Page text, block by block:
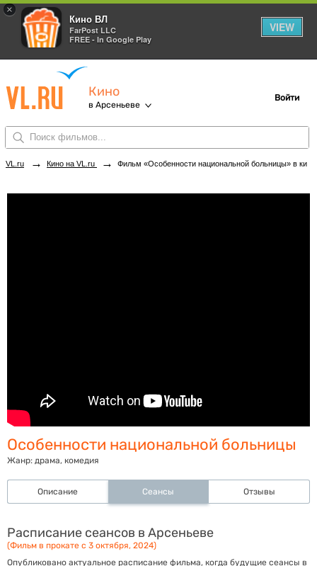
×
Кино ВЛ
FarPost LLC
FREE - In Google Play
VIEW
Кино
в Арсеньеве
Войти
VL.ru → Кино на VL.ru → Фильм «Особенности национальной больницы» в кинотеатрах Арсеньева. Купить билеты!
Особенности национальной больницы
Жанр: драма, комедия
Описание Сеансы Отзывы
Расписание сеансов в Арсеньеве
(Фильм в прокате с 3 октября, 2024)
Опубликовано актуальное расписание фильма, когда будущие сеансы в